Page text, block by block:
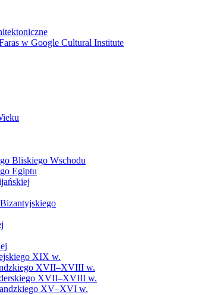
w Google Cultural Institute
Bliskiego Wschodu
Egiptu
XIX w.
XVII–XVIII w.
XVII–XVIII w.
XV–XVI w.